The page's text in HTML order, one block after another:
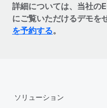
詳細については、当社の
にご覧いただけるデモを
を予約する。
ソリューション